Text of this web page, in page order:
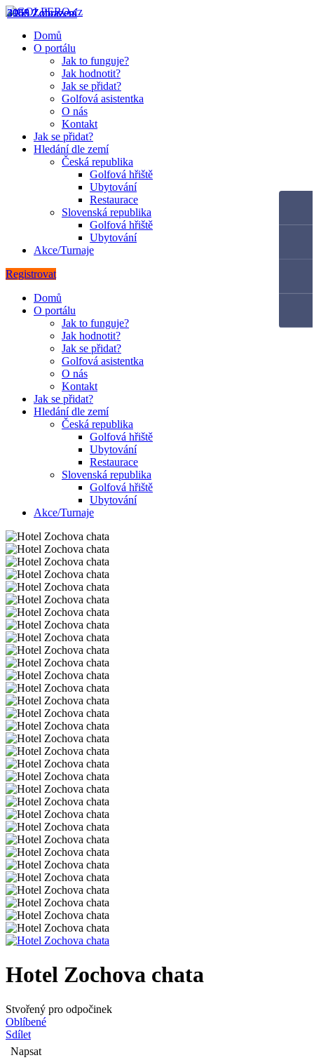
Domů
O portálu
Jak to funguje?
Jak hodnotit?
Jak se přidat?
Golfová asistentka
O nás
Kontakt
Jak se přidat?
Hledání dle zemí
Česká republika
Golfová hřiště
Ubytování
Restaurace
Slovenská republika
Golfová hřiště
Ubytování
Akce/Turnaje
Registrovat
Domů
O portálu
Jak to funguje?
Jak hodnotit?
Jak se přidat?
Golfová asistentka
O nás
Kontakt
Jak se přidat?
Hledání dle zemí
Česká republika
Golfová hřiště
Ubytování
Restaurace
Slovenská republika
Golfová hřiště
Ubytování
Akce/Turnaje
Hotel Zochova chata
Stvořený pro odpočinek
Oblíbené
Sdílet
Napsat
3955 Zobrazení
4060 Zobrazení
3148 Zobrazení